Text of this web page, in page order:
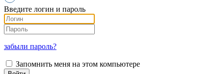
Введите логин и пароль
забыли пароль?
Запомнить меня на этом компьютере